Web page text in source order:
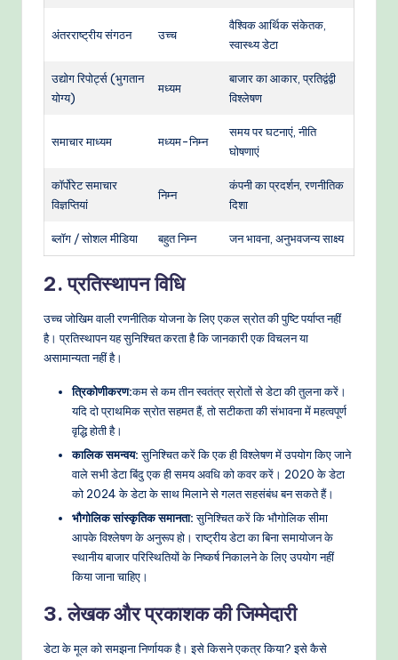
अंतरराष्ट्रीय संगठन उच्च
वैश्विक आर्थिक संकेतक,
स्वास्थ्य डेटा
उद्योग रिपोर्ट्स (भुगतान
योग्य)
मध्यम
बाजार का आकार, प्रतिद्वंद्वी
विश्लेषण
समाचार माध्यम मध्यम-निम्न
समय पर घटनाएं, नीति
घोषणाएं
कॉर्पोरेट समाचार
विज्ञप्तियां
निम्न
कंपनी का प्रदर्शन, रणनीतिक
दिशा
ब्लॉग / सोशल मीडिया बहुत निम्न जन भावना, अनुभवजन्य साक्ष्य
2. प्रतिस्थापन विधि
उच्च जोखिम वाली रणनीतिक योजना के लिए एकल स्रोत की पुष्टि पर्याप्त नहीं
है। प्रतिस्थापन यह सुनिश्चित करता है कि जानकारी एक विचलन या
असामान्यता नहीं है।
त्रिकोणीकरण:कम से कम तीन स्वतंत्र स्रोतों से डेटा की तुलना करें।
यदि दो प्राथमिक स्रोत सहमत हैं, तो सटीकता की संभावना में महत्वपूर्ण
वृद्धि होती है।
कालिक समन्वय:सुनिश्चित करें कि एक ही विश्लेषण में उपयोग किए जाने
वाले सभी डेटा बिंदु एक ही समय अवधि को कवर करें। 2020 के डेटा
को 2024 के डेटा के साथ मिलाने से गलत सहसंबंध बन सकते हैं।
भौगोलिक सांस्कृतिक समानता:सुनिश्चित करें कि भौगोलिक सीमा
आपके विश्लेषण के अनुरूप हो। राष्ट्रीय डेटा का बिना समायोजन के
स्थानीय बाजार परिस्थितियों के निष्कर्ष निकालने के लिए उपयोग नहीं
किया जाना चाहिए।
3. लेखक और प्रकाशक की जिम्मेदारी
डेटा के मूल को समझना निर्णायक है। इसे किसने एकत्र किया? इसे कैसे